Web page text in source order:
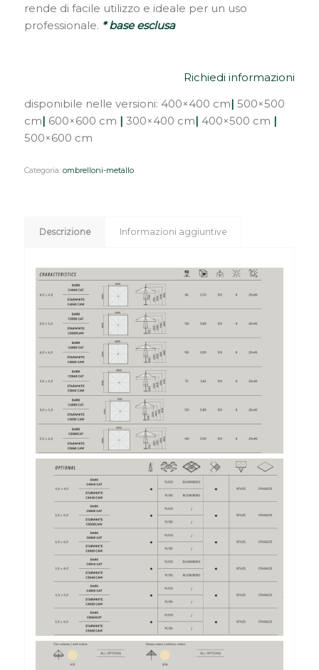
rende di facile utilizzo e ideale per un uso
professionale. * base esclusa
Richiedi informazioni
disponibile nelle versioni: 400×400 cm| 500×500
cm| 600×600 cm | 300×400 cm| 400×500 cm |
500×600 cm
Categoria: ombrelloni-metallo
Descrizione Informazioni aggiuntive